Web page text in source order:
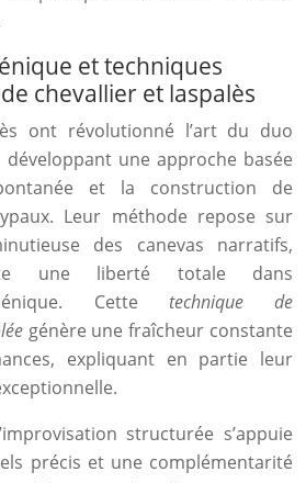
et techniques
chevallier et laspalès
ont révolutionné l’art du duo
une approche basée
et la construction de
Leur méthode repose sur
des canevas narratifs,
une liberté totale dans
Cette technique de
génère une fraîcheur constante
expliquant en partie leur
structurée s’appuie
précis et une complémentarité